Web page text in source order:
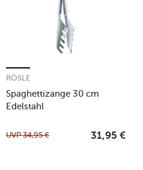
Spaghettizange 30 cm
Edelstahl
RÖSLE
UVP34,95 € 31,95 €